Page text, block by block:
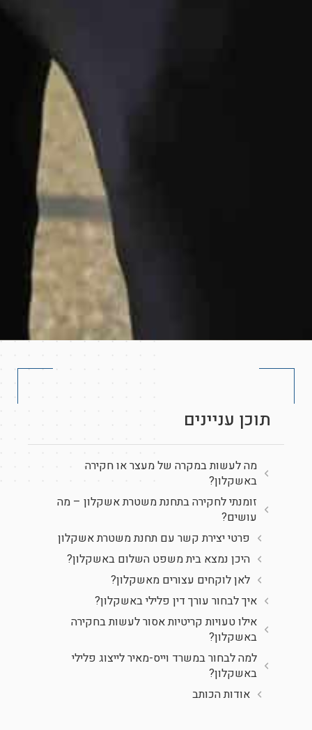
תוכן עניינים
מה לעשות במקרה של מעצר או חקירה
באשקלון?
זומנתי לחקירה בתחנת משטרת אשקלון – מה
עושים?
פרטי יצירת קשר עם תחנת משטרת אשקלון
היכן נמצא בית משפט השלום באשקלון?
לאן לוקחים עצורים מאשקלון?
איך לבחור עורך דין פלילי באשקלון?
אילו טעויות קריטיות אסור לעשות בחקירה
באשקלון?
למה לבחור במשרד וייס-מאיר לייצוג פלילי
באשקלון?
אודות הכותב